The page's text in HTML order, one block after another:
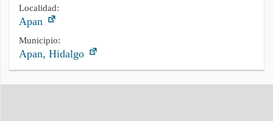
Buscar
Contacto
Localidad:
Apan
Municipio:
Apan, Hidalgo